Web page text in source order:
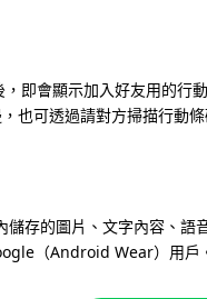
即會顯示加入好友用的行
也可透過請對方掃描行動
存的圖片、文字內容、語
（Android Wear）用戶